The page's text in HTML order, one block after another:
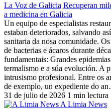
La Voz de Galicia Recuperan
a medicina en Galicia
Un equipo de especialistas
estaban deteriorados, salvando
sanitaria da nosa comunidade.
de bacterias e ácaros durante
fundamentais: Grandes
termalismo e a súa evolución. A
intrusismo profesional. Entre os
de exemplo, un expediente do
31 de julio de 2026 1 min lectura
A Limia News